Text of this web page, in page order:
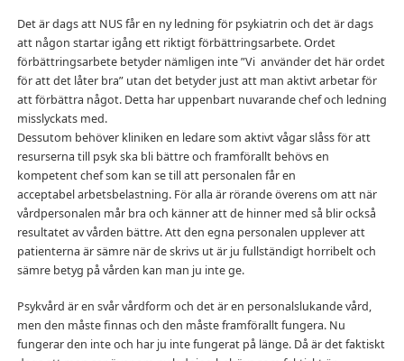
Det är dags att NUS får en ny ledning för psykiatrin och det är dags
att någon startar igång ett riktigt förbättringsarbete. Ordet
förbättringsarbete betyder nämligen inte ”Vi använder det här ordet
för att det låter bra” utan det betyder just att man aktivt arbetar för
att förbättra något. Detta har uppenbart nuvarande chef och ledning
misslyckats med.
Dessutom behöver kliniken en ledare som aktivt vågar slåss för att
resurserna till psyk ska bli bättre och framförallt behövs en
kompetent chef som kan se till att personalen får en
acceptabel arbetsbelastning. För alla är rörande överens om att när
vårdpersonalen mår bra och känner att de hinner med så blir också
resultatet av vården bättre. Att den egna personalen upplever att
patienterna är sämre när de skrivs ut är ju fullständigt horribelt och
sämre betyg på vården kan man ju inte ge.
Psykvård är en svår vårdform och det är en personalslukande vård,
men den måste finnas och den måste framförallt fungera. Nu
fungerar den inte och har ju inte fungerat på länge. Då är det faktiskt